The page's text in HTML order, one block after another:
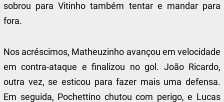
sobrou para Vitinho também tentar e mandar para
fora.
Nos acréscimos, Matheuzinho avançou em velocidade
em contra-ataque e finalizou no gol. João Ricardo,
outra vez, se esticou para fazer mais uma defensa.
Em seguida, Pochettino chutou com perigo, e Lucas